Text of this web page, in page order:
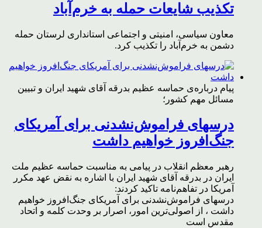
تکذیب شایعات حمله به خرم‌آباد
معاون سیاسی، امنیتی و اجتماعی استانداری لرستان حمله
دشمن به خرم‌آباد را تکذیب کرد.
پیام درباره‌ی حماسه عظیم بدرقه آقای شهید ایران و تبیین
مسائل مهم کشور؛
درسهای فراموش‌نشدنی برای آمریکای
جنگ‌افروز خواهیم داشت
رهبر معظم انقلاب در پیامی به مناسبت حماسه عظیم ملت
ایران در بدرقه آقای شهید ایران با اشاره به نقض عهد مکرر
آمریکا در تفاهم‌نامه تاکید کردند:
درسهای فراموش‌نشدنی برای آمریکای جنگ‌افروز خواهیم
داشت ، از اصولی‌ترین امور، اصرار بر وحدت کلمه و اتحاد
مقدس است